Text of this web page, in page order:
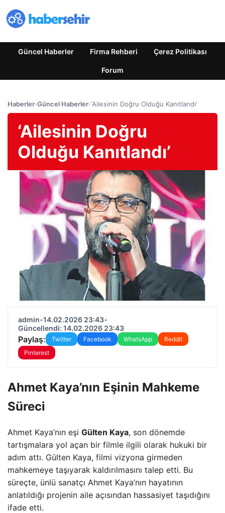
Güncel Haberler Firma Rehberi Çerez Politikası
Forum
Haberler›Güncel Haberler›‘Ailesinin Doğru Olduğu Kanıtlandı’
‘Ailesinin Doğru
Olduğu Kanıtlandı’
admin•14.02.2026 23:43•
Güncellendi: 14.02.2026 23:43
Paylaş: Twitter Facebook WhatsApp
Reddit
Pinterest
Ahmet Kaya’nın Eşinin Mahkeme
Süreci
Ahmet Kaya’nın eşi Gülten Kaya, son dönemde
tartışmalara yol açan bir filmle ilgili olarak hukuki bir
adım attı. Gülten Kaya, filmi vizyona girmeden
mahkemeye taşıyarak kaldırılmasını talep etti. Bu
süreçte, ünlü sanatçı Ahmet Kaya’nın hayatının
anlatıldığı projenin aile açısından hassasiyet taşıdığını
ifade etti.